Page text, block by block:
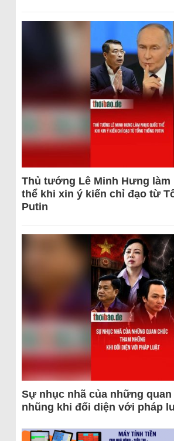
Thủ tướng Lê Minh Hưng làm
thể khi xin ý kiến chỉ đạo từ
Putin
Sự nhục nhã của những
nhũng khi đối diện với pháp